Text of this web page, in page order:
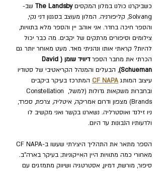
כשביקרנו כולנו במלון המקסים The Landsby שב-
Solvang, קליפורניה. המלון מעוצב בסגנון דני נקי,
והספר חיכה בחדר. אני אוהב יין והספר מלא בתוויות,
צילומים וסיפורים מרתקים של יקבים. מה כבר יכול
להיות? קראתי אותו ונהניתי מאד. מעט מאוחר יותר גם
הכרתי את מחבר הספר
דיוויד שומן (David
Schueman) , הבעלים והמנהל הקריאטיבי של סטודיו
עיצוב המותג CF NAPA המתרכז בעיקר ביקבים
ובחברות משקאות גדולות (למשל, Constellation
Brands) מצפון ודרום אמריקה, איטליה, צרפת, ספרד,
ניו זילנד ואוסטרליה. נשארנו בקשר ואני מקשיב לו
ולדעותיו הנבונות עד היום.
מאחורי כמה מתוויות היין האייקוניות; בעיקר בארה"ב.
סיפור, מורשת, דמיון, אסטרטגיה ושיווק מתמזגים עם